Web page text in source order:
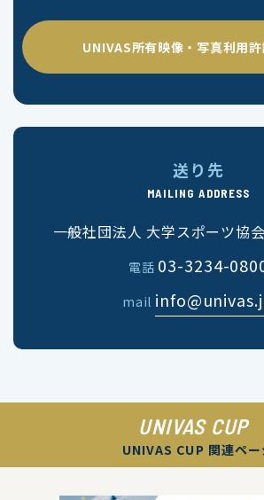
UNIVAS所有映像・写真利用
送り先
MAILING ADDRESS
一般社団法人 大学スポーツ協
電話 03-3234-
mail
UNIVAS CUP
UNIVAS CUP 関連ペー